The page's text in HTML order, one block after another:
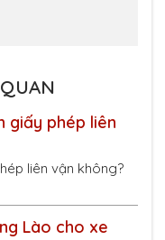
giấy phép liên
liên vận không?
Lào cho xe